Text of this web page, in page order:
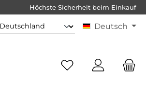
Höchste Sicherheit beim Einkauf
Deutsch